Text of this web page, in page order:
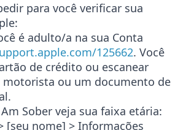
para você verificar sua
é adulto/a na sua Conta
125662. Você
de crédito ou escanear
motorista ou um documento de
Sober veja sua faixa etária:
[seu nome] > Informações